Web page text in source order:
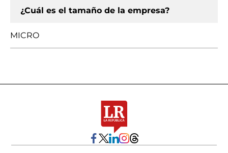
¿Cuál es el tamaño de la empresa?
MICRO